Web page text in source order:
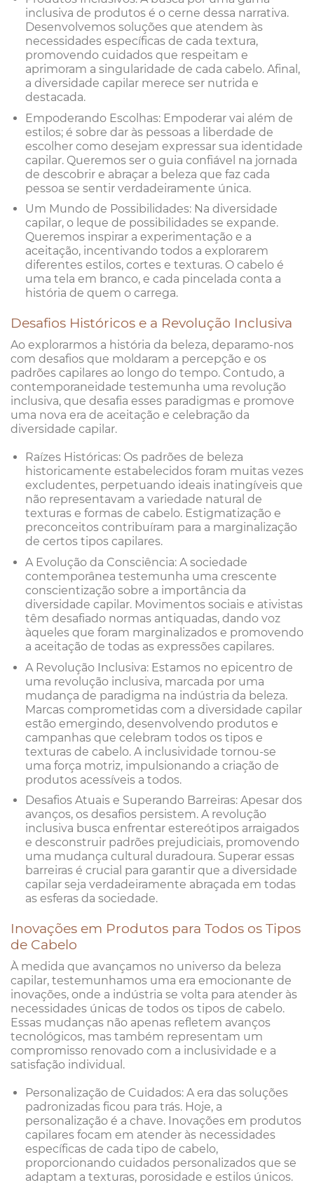
inclusiva de produtos é o cerne dessa narrativa.
Desenvolvemos soluções que atendem às
necessidades específicas de cada textura,
promovendo cuidados que respeitam e
aprimoram a singularidade de cada cabelo. Afinal,
a diversidade capilar merece ser nutrida e
destacada.
Empoderando Escolhas: Empoderar vai além de
estilos; é sobre dar às pessoas a liberdade de
escolher como desejam expressar sua identidade
capilar. Queremos ser o guia confiável na jornada
de descobrir e abraçar a beleza que faz cada
pessoa se sentir verdadeiramente única.
Um Mundo de Possibilidades: Na diversidade
capilar, o leque de possibilidades se expande.
Queremos inspirar a experimentação e a
aceitação, incentivando todos a explorarem
diferentes estilos, cortes e texturas. O cabelo é
uma tela em branco, e cada pincelada conta a
história de quem o carrega.
Desafios Históricos e a Revolução Inclusiva
Ao explorarmos a história da beleza, deparamo-nos
com desafios que moldaram a percepção e os
padrões capilares ao longo do tempo. Contudo, a
contemporaneidade testemunha uma revolução
inclusiva, que desafia esses paradigmas e promove
uma nova era de aceitação e celebração da
diversidade capilar.
Raízes Históricas: Os padrões de beleza
historicamente estabelecidos foram muitas vezes
excludentes, perpetuando ideais inatingíveis que
não representavam a variedade natural de
texturas e formas de cabelo. Estigmatização e
preconceitos contribuíram para a marginalização
de certos tipos capilares.
A Evolução da Consciência: A sociedade
contemporânea testemunha uma crescente
conscientização sobre a importância da
diversidade capilar. Movimentos sociais e ativistas
têm desafiado normas antiquadas, dando voz
àqueles que foram marginalizados e promovendo
a aceitação de todas as expressões capilares.
A Revolução Inclusiva: Estamos no epicentro de
uma revolução inclusiva, marcada por uma
mudança de paradigma na indústria da beleza.
Marcas comprometidas com a diversidade capilar
estão emergindo, desenvolvendo produtos e
campanhas que celebram todos os tipos e
texturas de cabelo. A inclusividade tornou-se
uma força motriz, impulsionando a criação de
produtos acessíveis a todos.
Desafios Atuais e Superando Barreiras: Apesar dos
avanços, os desafios persistem. A revolução
inclusiva busca enfrentar estereótipos arraigados
e desconstruir padrões prejudiciais, promovendo
uma mudança cultural duradoura. Superar essas
barreiras é crucial para garantir que a diversidade
capilar seja verdadeiramente abraçada em todas
as esferas da sociedade.
Inovações em Produtos para Todos os Tipos
de Cabelo
À medida que avançamos no universo da beleza
capilar, testemunhamos uma era emocionante de
inovações, onde a indústria se volta para atender às
necessidades únicas de todos os tipos de cabelo.
Essas mudanças não apenas refletem avanços
tecnológicos, mas também representam um
compromisso renovado com a inclusividade e a
satisfação individual.
Personalização de Cuidados: A era das soluções
padronizadas ficou para trás. Hoje, a
personalização é a chave. Inovações em produtos
capilares focam em atender às necessidades
específicas de cada tipo de cabelo,
proporcionando cuidados personalizados que se
adaptam a texturas, porosidade e estilos únicos.